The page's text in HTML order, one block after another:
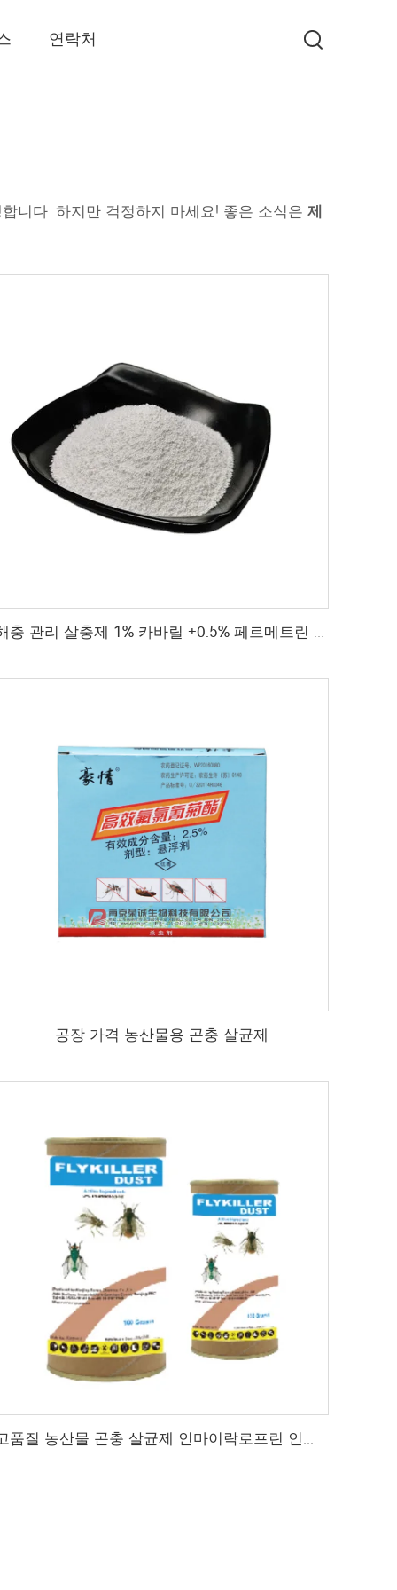
연락처
니다. 하지만 걱정하지 마세요! 좋은 소식은 제
공장 가격 농산물용 곤충 살균제
고품질 농산물 곤충 살균제 인마이락로프린 인마이락로프린 2%gr